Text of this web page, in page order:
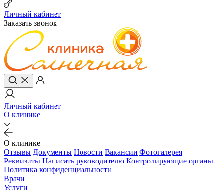
Личный кабинет
Заказать звонок
Личный кабинет
О клинике
О клинике
Отзывы Документы Новости Вакансии Фотогалерея
Реквизиты Написать руководителю Контролирующие органы
Политика конфиденциальности
Врачи
Услуги